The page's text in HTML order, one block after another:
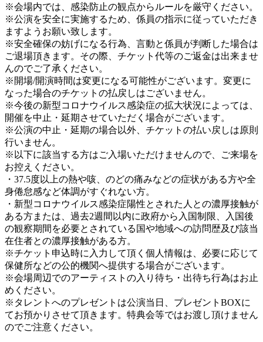
※会場内では、感染防止の観点からルールを厳守ください。
※公演を安全に実施するため、係員の指示に従っていただき
ますようお願い致します。
※安全確保の妨げになる行為、言動と係員が判断した場合は
ご退場頂きます。その際、チケット代等のご返金は出来ませ
んのでご了承ください。
※開場/開演時間は変更になる可能性がございます。変更に
なった場合のチケットの払戻しはございません。
※今後の新型コロナウイルス感染症の拡大状況によっては、
開催を中止・延期させていただく場合がございます。
※公演の中止・延期の場合以外、チケットの払い戻しは原則
行いません。
※以下に該当する方はご入場いただけませんので、ご来場を
お控えください。
・37.5度以上の熱や咳、のどの痛みなどの症状がある方や全
身倦怠感など体調がすぐれない方。
・新型コロナウイルス感染症陽性とされた人との濃厚接触が
ある方または、過去2週間以内に政府から入国制限、入国後
の観察期間を必要とされている国や地域への訪問歴及び該当
在住者との濃厚接触がある方。
※チケット申込時に入力して頂く個人情報は、必要に応じて
保健所などの公的機関へ提供する場合がございます。
※会場周辺でのアーティストの入り待ち・出待ち行為はお止
めください。
※タレントへのプレゼントは公演当日、プレゼントBOXに
てお預かりさせて頂きます。特典会等ではお渡し頂けません
のでご注意ください。